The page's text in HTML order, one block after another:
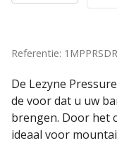
Referentie:
De Lezyne
de voor dat u uw
brengen. Door het
ideaal voor